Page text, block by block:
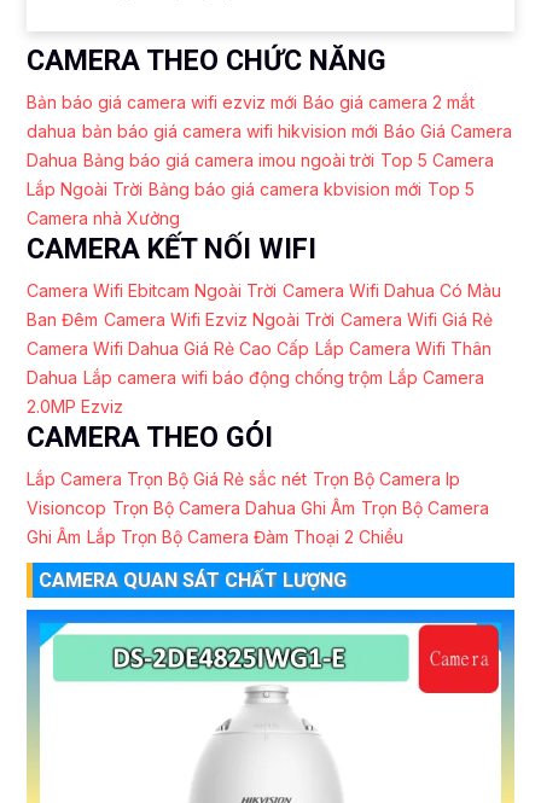
CAMERA THEO CHỨC NĂNG
Bản báo giá camera wifi ezviz mới Báo giá camera 2 mắt
dahua bản báo giá camera wifi hikvision mới Báo Giá Camera
Dahua Bảng báo giá camera imou ngoài trời Top 5 Camera
Lắp Ngoài Trời Bảng báo giá camera kbvision mới Top 5
Camera nhà Xưởng
CAMERA KẾT NỐI WIFI
Camera Wifi Ebitcam Ngoài Trời Camera Wifi Dahua Có Màu
Ban Đêm Camera Wifi Ezviz Ngoài Trời Camera Wifi Giá Rẻ
Camera Wifi Dahua Giá Rẻ Cao Cấp Lắp Camera Wifi Thân
Dahua Lắp camera wifi báo động chống trộm Lắp Camera
2.0MP Ezviz
CAMERA THEO GÓI
Lắp Camera Trọn Bộ Giá Rẻ sắc nét Trọn Bộ Camera Ip
Visioncop Trọn Bộ Camera Dahua Ghi Âm Trọn Bộ Camera
Ghi Âm Lắp Trọn Bộ Camera Đàm Thoại 2 Chiều
CAMERA QUAN SÁT CHẤT LƯỢNG